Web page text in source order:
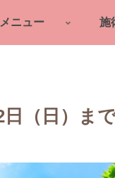
メニュー 施
日（日）ま